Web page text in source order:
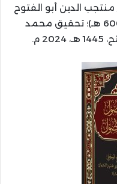
منتجب الدين أبو الفتوح
أسعد بن محمود العجلي (ت 600 هـ)؛ تحقيق محمد
م.